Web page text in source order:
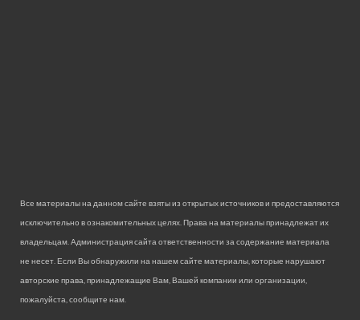
Все материалы на данном сайте взяты из открытых источников и предоставляются
исключительно в ознакомительных целях. Права на материалы принадлежат их
владельцам. Администрация сайта ответственности за содержание материала
не несет. Если Вы обнаружили на нашем сайте материалы, которые нарушают
авторские права, принадлежащие Вам, Вашей компании или организации,
пожалуйста, сообщите нам.